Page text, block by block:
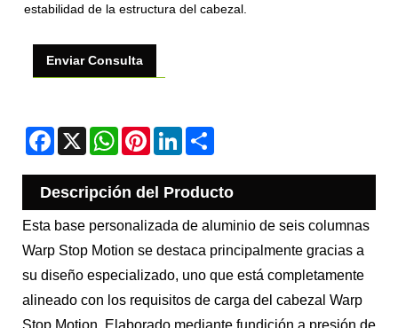
estabilidad de la estructura del cabezal.
Enviar Consulta
Facebook
X WhatsApp
PinterestLinkedIn
Descripción del Producto
Esta base personalizada de aluminio de seis columnas
Warp Stop Motion se destaca principalmente gracias a
su diseño especializado, uno que está completamente
alineado con los requisitos de carga del cabezal Warp